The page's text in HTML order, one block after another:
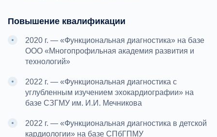
Повышение квалификации
2020 г. — «Функциональная диагностика» на базе
ООО «Многопрофильная академия развития и
технологий»
2022 г. — «Функциональная диагностика с
углубленным изучением эхокардиографии» на
базе СЗГМУ им. И.И. Мечникова
2022 г. — «Функциональная диагностика в детской
кардиологии» на базе СПбГПМУ